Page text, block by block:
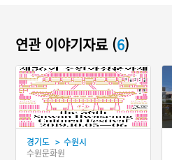
연관 이야기자료 (6)
경기도 > 수원시
수원문화원